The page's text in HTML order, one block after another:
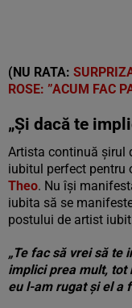
(NU RATA:
ROSE: ”ACUM FAC
„Și dacă te
Artista continuă șirul
iubitul perfect pentru
Theo. Nu își
iubita să se
postului de artist
„Te fac să vrei să te
implici prea mult, tot
eu l-am rugat și el a